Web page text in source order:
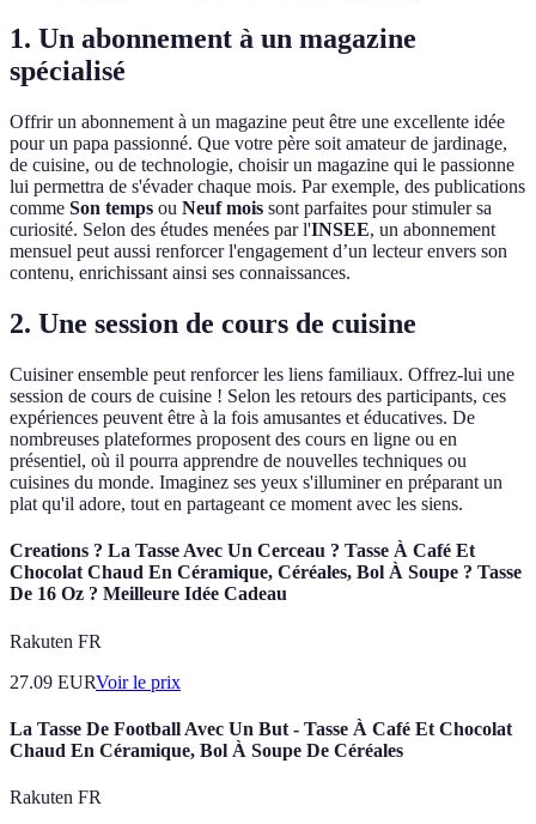
1. Un abonnement à un magazine
spécialisé
Offrir un abonnement à un magazine peut être une excellente idée
pour un papa passionné. Que votre père soit amateur de jardinage,
de cuisine, ou de technologie, choisir un magazine qui le passionne
lui permettra de s'évader chaque mois. Par exemple, des publications
comme Son temps ou Neuf mois sont parfaites pour stimuler sa
curiosité. Selon des études menées par l'INSEE, un abonnement
mensuel peut aussi renforcer l'engagement d’un lecteur envers son
contenu, enrichissant ainsi ses connaissances.
2. Une session de cours de cuisine
Cuisiner ensemble peut renforcer les liens familiaux. Offrez-lui une
session de cours de cuisine ! Selon les retours des participants, ces
expériences peuvent être à la fois amusantes et éducatives. De
nombreuses plateformes proposent des cours en ligne ou en
présentiel, où il pourra apprendre de nouvelles techniques ou
cuisines du monde. Imaginez ses yeux s'illuminer en préparant un
plat qu'il adore, tout en partageant ce moment avec les siens.
Creations ? La Tasse Avec Un Cerceau ? Tasse À Café Et
Chocolat Chaud En Céramique, Céréales, Bol À Soupe ? Tasse
De 16 Oz ? Meilleure Idée Cadeau
Rakuten FR
27.09 EURVoir le prix
La Tasse De Football Avec Un But - Tasse À Café Et Chocolat
Chaud En Céramique, Bol À Soupe De Céréales
Rakuten FR